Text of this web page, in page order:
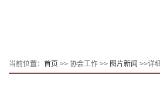
当前位置： 首页 >> 协会工作 >> 图片新闻 >>详